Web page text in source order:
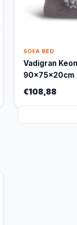
SOFA BED
Vadigran
90x75x20cm
€108,88